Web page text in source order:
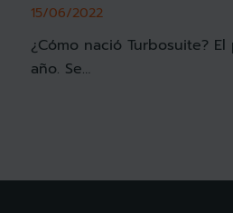
15/06/2022
¿Cómo nació Turbosuite?
año. Se…